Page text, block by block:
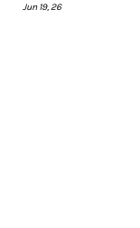
Jun 19, 26